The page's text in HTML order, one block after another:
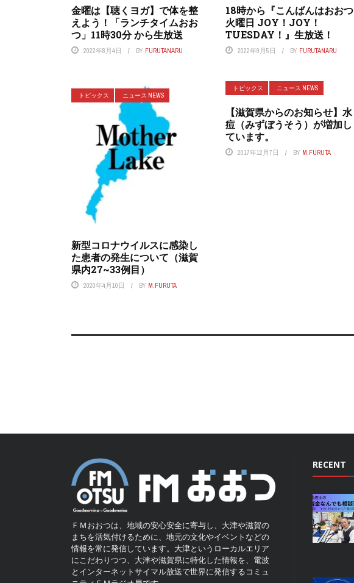
金曜は【聴くヨガ】で体を整
えよう！「ランチタイムおお
つ」11時30分 から生放送
2022年8月4日 BY FURUTANARU
18時から『こんばんはおおつ
火曜日 JOY！JOY！
TUESDAY！』生放送！
2022年9月5日 BY FURUTANARU
トピックス ニュース NEWS
新型コロナウイルスに感染し
た患者の発生について（滋賀
県内27~33例目）
2020年4月10日 BY M.FURUTA
トピックス ニュース NEWS
【滋賀県からのお知らせ】水
痘（みずぼうそう）が増加し
ています。
2017年12月7日 BY M.FURUTA
ＦＭおおつは、地域の安心安全に寄与し、大津や滋賀の
まちを活気付けるために、地元の文化やイベントなどの
情報を常に発信しています。大津というローカルエリア
にこだわりつつ、大津や滋賀県に特化した情報を、電波
とインターネットサイマル放送で世界に発信するコミュ
RECENT